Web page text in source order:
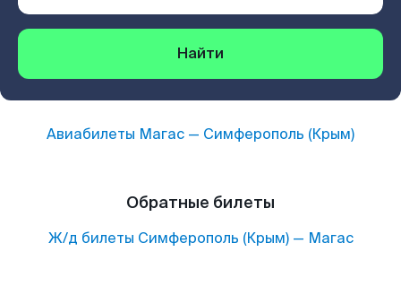
Найти
Авиабилеты Магас — Симферополь (Крым)
Обратные билеты
Ж/д билеты Симферополь (Крым)— Магас